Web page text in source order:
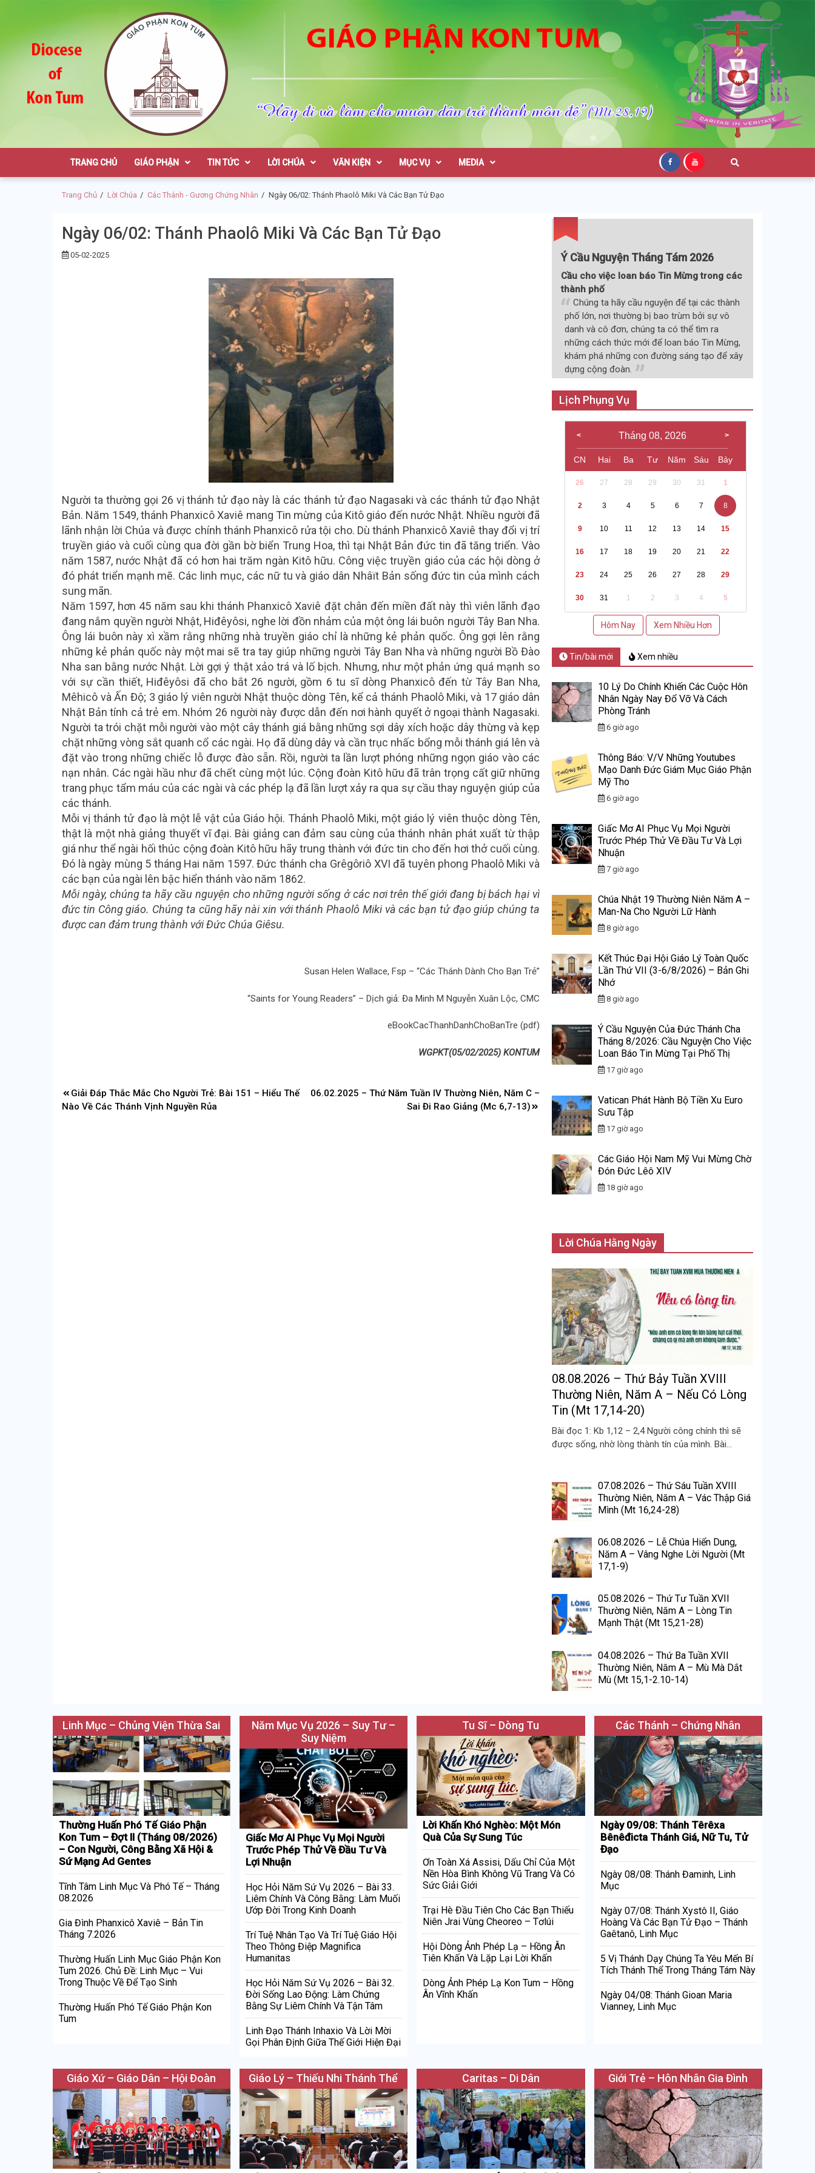
Giáo Phận Kon Tum
TRANG CHỦ GIÁO PHẬN TIN TỨC LỜI CHÚA VĂN KIỆN MỤC VỤ MEDIA
Trang Chủ Lời Chúa Các Thánh - Gương Chứng Nhân Ngày 06/02: Thánh Phaolô Miki Và Các Bạn Tử Đạo
Ngày 06/02: Thánh Phaolô Miki Và Các Bạn Tử Đạo
05-02-2025
Người ta thường gọi 26 vị thánh tử đạo này là các thánh tử đạo Nagasaki và các thánh tử đạo Nhật
Bản. Năm 1549, thánh Phanxicô Xaviê mang Tin mừng của Kitô giáo đến nước Nhật. Nhiều người đã
lãnh nhận lời Chúa và được chính thánh Phanxicô rửa tội cho. Dù thánh Phanxicô Xaviê thay đổi vị trí
truyền giáo và cuối cùng qua đời gần bờ biển Trung Hoa, thì tại Nhật Bản đức tin đã tăng triển. Vào
năm 1587, nước Nhật đã có hơn hai trăm ngàn Kitô hữu. Công việc truyền giáo của các hội dòng ở
đó phát triển mạnh mẽ. Các linh mục, các nữ tu và giáo dân Nhâït Bản sống đức tin của mình cách
sung mãn.
Năm 1597, hơn 45 năm sau khi thánh Phanxicô Xaviê đặt chân đến miền đất này thì viên lãnh đạo
đang nắm quyền người Nhật, Hiđêyôsi, nghe lời đồn nhảm của một ông lái buôn người Tây Ban Nha.
Ông lái buôn này xì xầm rằng những nhà truyền giáo chỉ là những kẻ phản quốc. Ông gợi lên rằng
những kẻ phản quốc này một mai sẽ tra tay giúp những người Tây Ban Nha và những người Bồ Đào
Nha san bằng nước Nhật. Lời gợi ý thật xảo trá và lố bịch. Nhưng, như một phản ứng quá mạnh so
với sự cần thiết, Hiđêyôsi đã cho bắt 26 người, gồm 6 tu sĩ dòng Phanxicô đến từ Tây Ban Nha,
Mêhicô và Ấn Độ; 3 giáo lý viên người Nhật thuộc dòng Tên, kể cả thánh Phaolô Miki, và 17 giáo dân
Nhật Bản tính cả trẻ em. Nhóm 26 người này được dẫn đến nơi hành quyết ở ngoại thành Nagasaki.
Người ta trói chặt mỗi người vào một cây thánh giá bằng những sợi dây xích hoặc dây thừng và kẹp
chặt những vòng sắt quanh cổ các ngài. Họ đã dùng dây và cần trục nhấc bổng mỗi thánh giá lên và
đặt vào trong những chiếc lỗ được đào sẵn. Rồi, người ta lần lượt phóng những ngọn giáo vào các
nạn nhân. Các ngài hầu như đã chết cùng một lúc. Cộng đoàn Kitô hữu đã trân trọng cất giữ những
trang phục tẩm máu của các ngài và các phép lạ đã lần lượt xảy ra qua sự cầu thay nguyện giúp của
các thánh.
Mỗi vị thánh tử đạo là một lễ vật của Giáo hội. Thánh Phaolô Miki, một giáo lý viên thuộc dòng Tên,
thật là một nhà giảng thuyết vĩ đại. Bài giảng can đảm sau cùng của thánh nhân phát xuất từ thập
giá như thể ngài hối thúc cộng đoàn Kitô hữu hãy trung thành với đức tin cho đến hơi thở cuối cùng.
Đó là ngày mùng 5 tháng Hai năm 1597. Đức thánh cha Grêgôriô XVI đã tuyên phong Phaolô Miki và
các bạn của ngài lên bậc hiển thánh vào năm 1862.
Mỗi ngày, chúng ta hãy cầu nguyện cho những người sống ở các nơi trên thế giới đang bị bách hại vì
đức tin Công giáo. Chúng ta cũng hãy nài xin với thánh Phaolô Miki và các bạn tử đạo giúp chúng ta
được can đảm trung thành với Đức Chúa Giêsu.
Susan Helen Wallace, Fsp – “Các Thánh Dành Cho Bạn Trẻ”
“Saints for Young Readers” – Dịch giả: Đa Minh M Nguyễn Xuân Lộc, CMC
eBookCacThanhDanhChoBanTre (pdf)
WGPKT(05/02/2025) KONTUM
Điều
hướng
Giải Đáp Thắc Mắc Cho Người Trẻ: Bài 151 – Hiểu Thế
Nào Về Các Thánh Vịnh Nguyền Rủa
06.02.2025 – Thứ Năm Tuần IV Thường Niên, Năm C –
Sai Đi Rao Giảng (Mc 6,7-13)
Ý Cầu Nguyện Tháng Tám 2026
Cầu cho việc loan báo Tin Mừng trong các
thành phố
Chúng ta hãy cầu nguyện để tại các thành
phố lớn, nơi thường bị bao trùm bởi sự vô
danh và cô đơn, chúng ta có thể tìm ra
những cách thức mới để loan báo Tin Mừng,
khám phá những con đường sáng tạo để xây
dựng cộng đoàn.
Lịch Phụng Vụ
Tháng 08, 2026
CN Hai Ba Tư Năm Sáu Bảy
26 27 28 29 30 31 1
2 3 4 5 6 7 8
9 10 11 12 13 14 15
16 17 18 19 20 21 22
23 24 25 26 27 28 29
30 31 1 2 3 4 5
Hôm Nay Xem Nhiều Hơn
Tin/bài mới Xem nhiều
10 Lý Do Chính Khiến Các Cuộc Hôn
Nhân Ngày Nay Đổ Vỡ Và Cách
Phòng Tránh
6 giờ ago
Thông Báo: V/v Những Youtubes
Mạo Danh Đức Giám Mục Giáo Phận
Mỹ Tho
6 giờ ago
Giấc Mơ AI Phục Vụ Mọi Người
Trước Phép Thử Về Đầu Tư Và Lợi
Nhuận
7 giờ ago
Chúa Nhật 19 Thường Niên Năm A –
Man-Na Cho Người Lữ Hành
8 giờ ago
Kết Thúc Đại Hội Giáo Lý Toàn Quốc
Lần Thứ VII (3-6/8/2026) – Bản Ghi
Nhớ
8 giờ ago
Ý Cầu Nguyện Của Đức Thánh Cha
Tháng 8/2026: Cầu Nguyện Cho Việc
Loan Báo Tin Mừng Tại Phố Thị
17 giờ ago
Vatican Phát Hành Bộ Tiền Xu Euro
Sưu Tập
17 giờ ago
Các Giáo Hội Nam Mỹ Vui Mừng Chờ
Đón Đức Lêô XIV
18 giờ ago
Lời Chúa Hằng Ngày
08.08.2026 – Thứ Bảy Tuần XVIII
Thường Niên, Năm A – Nếu Có Lòng
Tin (Mt 17,14-20)
Bài đọc 1: Kb 1,12 – 2,4 Người công chính thì sẽ
được sống, nhờ lòng thành tín của mình. Bài...
07.08.2026 – Thứ Sáu Tuần XVIII
Thường Niên, Năm A – Vác Thập Giá
Mình (Mt 16,24-28)
06.08.2026 – Lễ Chúa Hiển Dung,
Năm A – Vâng Nghe Lời Người (Mt
17,1-9)
05.08.2026 – Thứ Tư Tuần XVII
Thường Niên, Năm A – Lòng Tin
Mạnh Thật (Mt 15,21-28)
04.08.2026 – Thứ Ba Tuần XVII
Thường Niên, Năm A – Mù Mà Dắt
Mù (Mt 15,1-2.10-14)
Linh Mục – Chủng Viện Thừa Sai
Thường Huấn Phó Tế Giáo Phận
Kon Tum – Đợt II (Tháng 08/2026)
– Con Người, Công Bằng Xã Hội &
Sứ Mạng Ad Gentes
Tĩnh Tâm Linh Mục Và Phó Tế – Tháng
08.2026
Gia Đình Phanxicô Xaviê – Bản Tin
Tháng 7.2026
Thường Huấn Linh Mục Giáo Phận Kon
Tum 2026. Chủ Đề: Linh Mục – Vui
Trong Thuộc Về Để Tạo Sinh
Thường Huấn Phó Tế Giáo Phận Kon
Tum
Năm Mục Vụ 2026 – Suy Tư –
Suy Niệm
Giấc Mơ AI Phục Vụ Mọi Người
Trước Phép Thử Về Đầu Tư Và
Lợi Nhuận
Học Hỏi Năm Sứ Vụ 2026 – Bài 33.
Liêm Chính Và Công Bằng: Làm Muối
Ướp Đời Trong Kinh Doanh
Trí Tuệ Nhân Tạo Và Trí Tuệ Giáo Hội
Theo Thông Điệp Magnifica
Humanitas
Học Hỏi Năm Sứ Vụ 2026 – Bài 32.
Đời Sống Lao Động: Làm Chứng
Bằng Sự Liêm Chính Và Tận Tâm
Linh Đạo Thánh Inhaxio Và Lời Mời
Gọi Phân Định Giữa Thế Giới Hiện Đại
Tu Sĩ – Dòng Tu
Lời Khấn Khó Nghèo: Một Món
Quà Của Sự Sung Túc
Ơn Toàn Xá Assisi, Dấu Chỉ Của Một
Nền Hòa Bình Không Vũ Trang Và Có
Sức Giải Giới
Trại Hè Đầu Tiên Cho Các Bạn Thiếu
Niên Jrai Vùng Cheoreo – Tơlúi
Hội Dòng Ảnh Phép Lạ – Hồng Ân
Tiên Khấn Và Lặp Lại Lời Khấn
Dòng Ảnh Phép Lạ Kon Tum – Hồng
Ân Vĩnh Khấn
Các Thánh – Chứng Nhân
Ngày 09/08: Thánh Têrêxa
Bênêđicta Thánh Giá, Nữ Tu, Tử
Đạo
Ngày 08/08: Thánh Đaminh, Linh
Mục
Ngày 07/08: Thánh Xystô II, Giáo
Hoàng Và Các Bạn Tử Đạo – Thánh
Gaêtanô, Linh Mục
5 Vị Thánh Dạy Chúng Ta Yêu Mến Bí
Tích Thánh Thể Trong Tháng Tám Này
Ngày 04/08: Thánh Gioan Maria
Vianney, Linh Mục
Giáo Xứ – Giáo Dân – Hội Đoàn Giáo Lý – Thiếu Nhi Thánh Thể Caritas – Di Dân Giới Trẻ – Hôn Nhân Gia Đình